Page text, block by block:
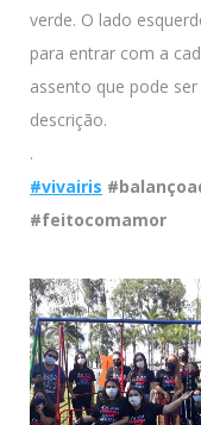
verde. O lado
para entrar com a
assento que pode
descrição.
.
#vivairis
#feitocomamor